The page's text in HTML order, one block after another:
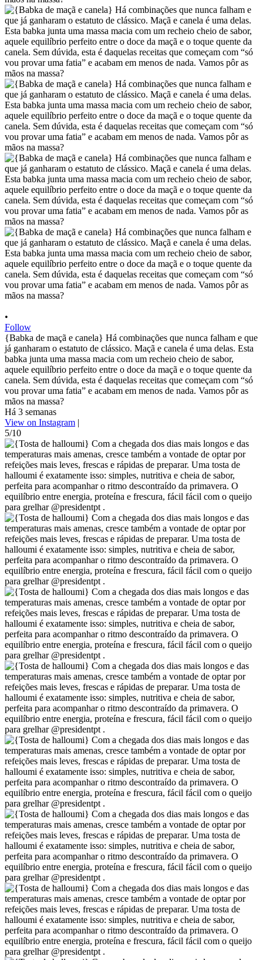
•
Follow
{Babka de maçã e canela} Há combinações que nunca falham e que
já ganharam o estatuto de clássico. Maçã e canela é uma delas. Esta
babka junta uma massa macia com um recheio cheio de sabor,
aquele equilíbrio perfeito entre o doce da maçã e o toque quente da
canela. Sem dúvida, esta é daquelas receitas que começam com “só
vou provar uma fatia” e acabam em menos de nada. Vamos pôr as
mãos na massa?
Há 3 semanas
View on Instagram |
5/10